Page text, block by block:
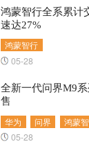
鸿蒙智行
鸿蒙智行全系累计
速达27%
05-28
华为 问界 鸿蒙
全新一代问界M9
售
05-28